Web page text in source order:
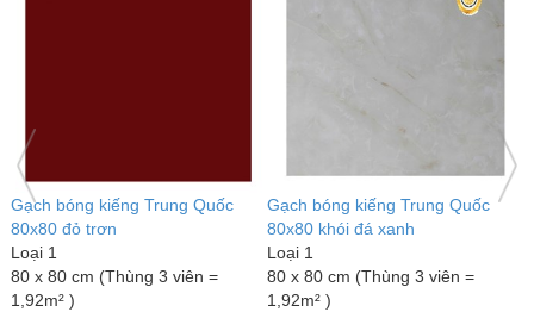
Gạch bóng kiếng Trung Quốc
80x80 khói vân cam
Loại 1
80 x 80 cm (Thùng 3 viên =
1,92m² )
Gạch bóng kiếng Trung Quốc
80x80 xám lông thú
Loại 1
80 x 80 cm (Thùng 3 viên =
1,92m² )